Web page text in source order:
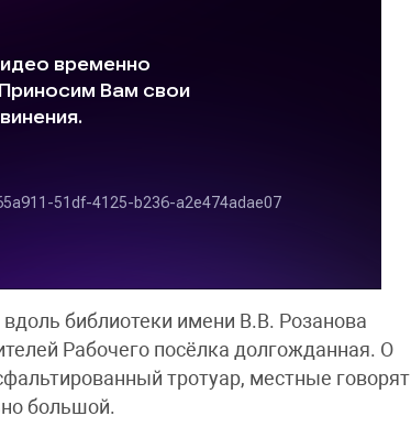
библиотеки имени В.В. Розанова
Рабочего посёлка долгожданная. О
тротуар, местные говорят
большой.